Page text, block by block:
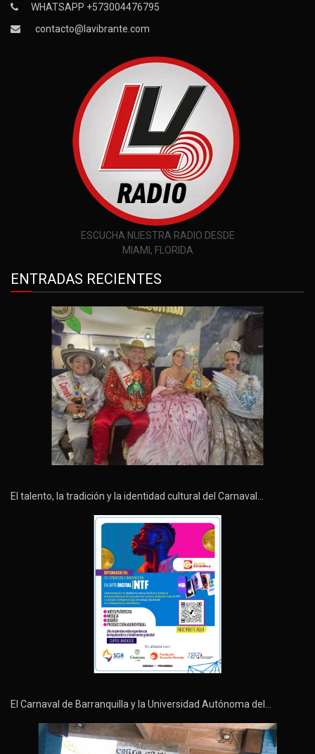
WHATSAPP +573004476795
contacto@lavibrante.com
ESCUCHA NUESTRA RADIO DESDE
MIAMI, FLORIDA
ENTRADAS RECIENTES
El talento, la tradición y la identidad cultural del Carnaval…
El Carnaval de Barranquilla y la Universidad Autónoma del…